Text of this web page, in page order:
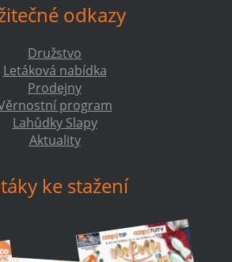
odkazy
Družstvo
Letáková nabídka
Prodejny
program
Lahůdky Slapy
Aktuality
ke stažení